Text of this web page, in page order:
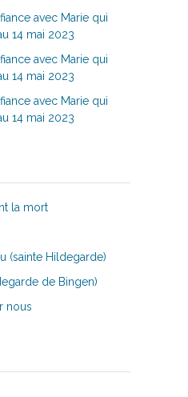
avec Marie qui
14 mai 2023
avec Marie qui
14 mai 2023
avec Marie qui
14 mai 2023
la mort
(sainte Hildegarde)
de Bingen)
nous